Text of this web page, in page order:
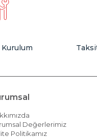
Değerlerimiz
Politikamız